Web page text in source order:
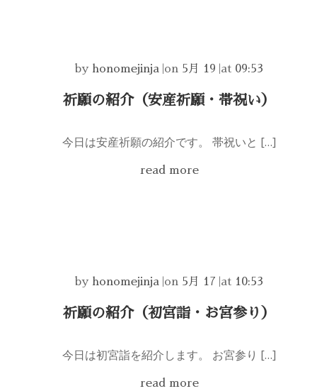
by honomejinja on 5月 19 at 09:53
祈願の紹介（安産祈願・帯祝い）
今日は安産祈願の紹介です。 帯祝いと […]
read more
by honomejinja on 5月 17 at 10:53
祈願の紹介（初宮詣・お宮参り）
今日は初宮詣を紹介します。 お宮参り […]
read more